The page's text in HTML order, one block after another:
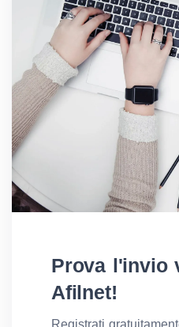
Prova l'invio
Afilnet!